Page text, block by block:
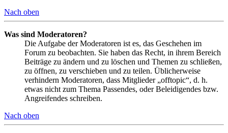
Nach oben
Was sind Moderatoren?
Die Aufgabe der Moderatoren ist es, das Geschehen im
Forum zu beobachten. Sie haben das Recht, in ihrem Bereich
Beiträge zu ändern und zu löschen und Themen zu schließen,
zu öffnen, zu verschieben und zu teilen. Üblicherweise
verhindern Moderatoren, dass Mitglieder „offtopic“, d. h.
etwas nicht zum Thema Passendes, oder Beleidigendes bzw.
Angreifendes schreiben.
Nach oben